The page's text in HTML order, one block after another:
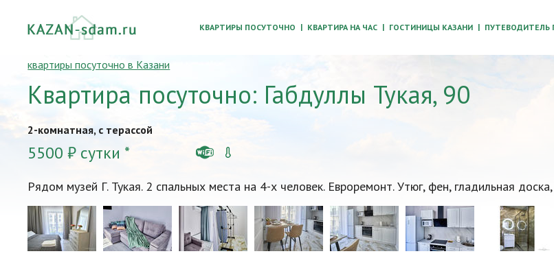
КВАРТИРЫ ПОСУТОЧНО КВАРТИРА НА ЧАС ГОСТИНИЦЫ КАЗАНИ ПУТЕВОДИТЕЛЬ
квартиры посуточно в Казани
Квартира посуточно: Габдуллы Тукая, 90
2-комнатная, с терассой
5500 ₽ сутки *
Рядом музей Г. Тукая. 2 спальных места на 4-х человек. Евроремонт. Утюг, фен, гладильная